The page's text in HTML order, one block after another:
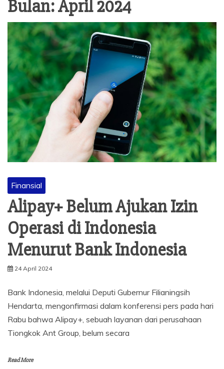
Bulan:April 2024
Finansial
Alipay+ Belum Ajukan Izin
Operasi di Indonesia
Menurut Bank Indonesia
24 April 2024
Bank Indonesia, melalui Deputi Gubernur Filianingsih
Hendarta, mengonfirmasi dalam konferensi pers pada hari
Rabu bahwa Alipay+, sebuah layanan dari perusahaan
Tiongkok Ant Group, belum secara
Read More